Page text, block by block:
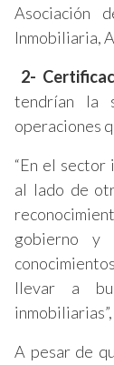
Asociación
Inmobiliaria,
2-
tendrían la
operaciones
“En el sector
al lado de
gobierno y
llevar a
A pesar de